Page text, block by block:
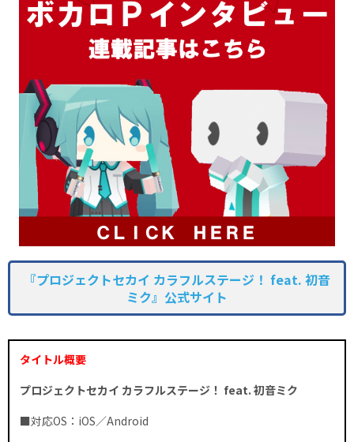
『プロジェクトセカイ カラフルステージ！ feat. 初音
ミク』公式サイト
タイトル概要
プロジェクトセカイ カラフルステージ！ feat. 初音ミク
■対応OS：iOS／Android